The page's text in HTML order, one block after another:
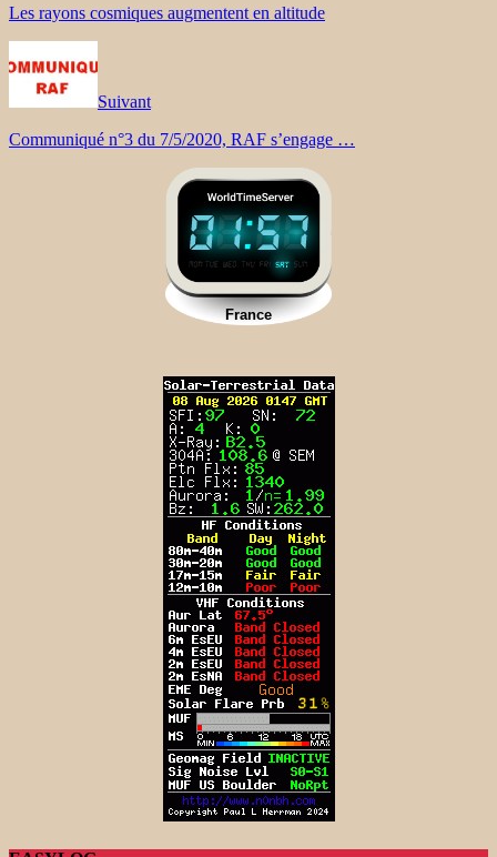
Les rayons cosmiques augmentent en altitude
Suivant
Communiqué n°3 du 7/5/2020, RAF s’engage …